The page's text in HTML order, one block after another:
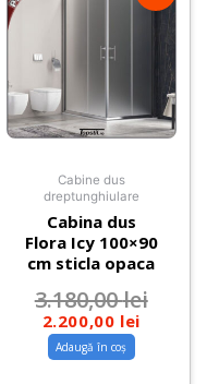
Cabine dus
dreptunghiulare
Cabina dus
Flora Icy 100×90
cm sticla opaca
3.180,00lei
2.200,00 lei
Adaugă în coș